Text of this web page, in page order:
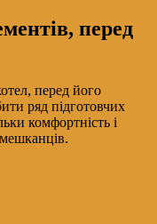
перед
перед його
ряд підготовчих
комфортність і